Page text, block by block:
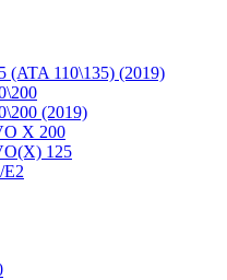
(ATA 110\135) (2019)
(2019)
X 200
125
Е2